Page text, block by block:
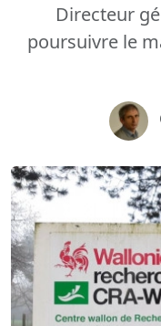
Directeur
poursuivre le